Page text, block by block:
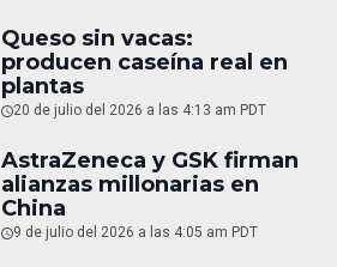
Queso sin vacas:
producen caseína real en
plantas
20 de julio del 2026 a las 4:13 am PDT
AstraZeneca y GSK firman
alianzas millonarias en
China
9 de julio del 2026 a las 4:05 am PDT